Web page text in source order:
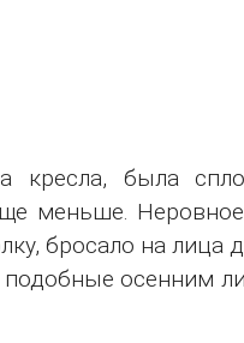
кресла, была
меньше.
бросало на лица
осенним